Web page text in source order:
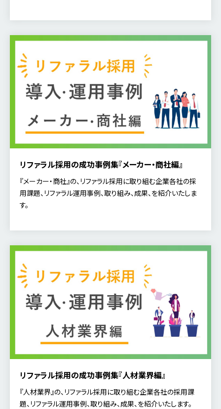
リファラル採用の成功事例集『メーカー・商社編』
『メーカー・商社』の、リファラル採用に取り組む企業各社の採
用課題、リファラル運用事例、取り組み、成果、を紹介いたしま
す。
リファラル採用の成功事例集『人材業界編』
『人材業界』の、リファラル採用に取り組む企業各社の採用課
題、リファラル運用事例、取り組み、成果、を紹介いたします。